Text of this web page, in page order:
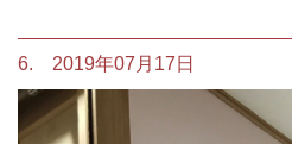
6. 2019年07月17日